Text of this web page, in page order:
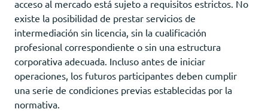
acceso al mercado está sujeto a requisitos estrictos. No
existe la posibilidad de prestar servicios de
intermediación sin licencia, sin la cualificación
profesional correspondiente o sin una estructura
corporativa adecuada. Incluso antes de iniciar
operaciones, los futuros participantes deben cumplir
una serie de condiciones previas establecidas por la
normativa.